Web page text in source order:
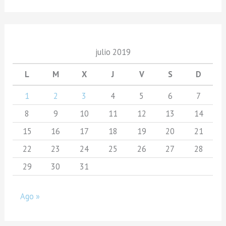
julio 2019
L
M X J V S
D
1
2 3 4 5 6
7
8
9 10 11 12 13
14
15
16 17 18 19 20
21
22
23 24 25 26 27
28
29
30 31
Ago »